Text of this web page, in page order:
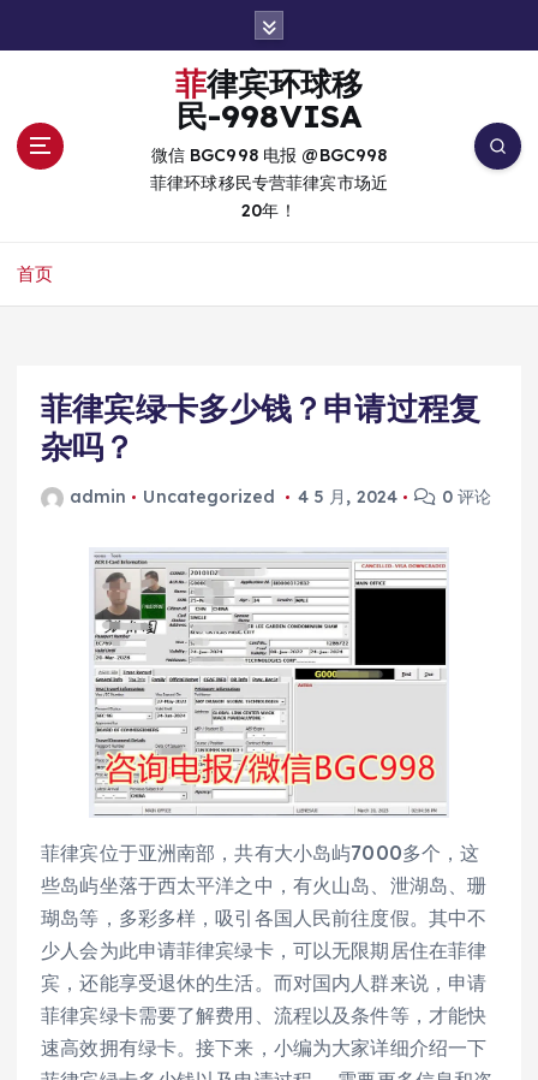
菲律宾环球移
民-998VISA
微信 BGC998 电报 @BGC998
菲律环球移民专营菲律宾市场近
20年！
首页
菲律宾绿卡多少钱？申请过程复
杂吗？
admin Uncategorized 4 5 月, 2024 0 评论
菲律宾位于亚洲南部，共有大小岛屿7000多个，这
些岛屿坐落于西太平洋之中，有火山岛、泄湖岛、珊
瑚岛等，多彩多样，吸引各国人民前往度假。其中不
少人会为此申请菲律宾绿卡，可以无限期居住在菲律
宾，还能享受退休的生活。而对国内人群来说，申请
菲律宾绿卡需要了解费用、流程以及条件等，才能快
速高效拥有绿卡。接下来，小编为大家详细介绍一下